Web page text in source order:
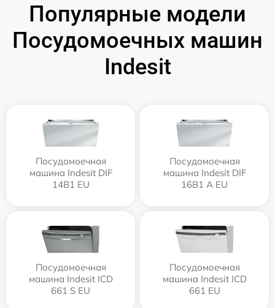
Популярные модели
Посудомоечных машин
Indesit
Посудомоечная
машина Indesit DIF
14B1 EU
Посудомоечная
машина Indesit DIF
16B1 A EU
Посудомоечная
машина Indesit ICD
661 S EU
Посудомоечная
машина Indesit ICD
661 EU